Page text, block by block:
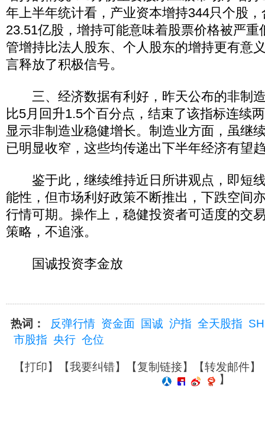
年上半年统计看，产业资本增持344只个股
23.51亿股，增持可能意味着股票价格被严重
管增持比法人股东、个人股东的增持更有意
言释放了积极信号。
三、经济数据有利好，昨天公布的非制
比5月回升1.5个百分点，结束了该指标连续
显示非制造业稳健增长。制造业方面，虽继
已明显收窄，这些均传递出下半年经济有望
鉴于此，继续维持近日所讲观点，即短
能性，但市场利好政策不断推出，下跌空间
行情可期。操作上，稳健投资者可适度的交
策略，不追涨。
国诚投资李金放
热词： 反弹行情 资金面 国诚 沪指 全天股指
市股指 央行 仓位
【打印】【我要纠错】【复制链接】【转发邮件】
】